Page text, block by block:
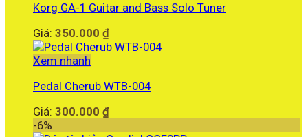
Korg GA-1 Guitar and Bass Solo Tuner
Giá: 350.000 ₫
Xem nhanh
Pedal Cherub WTB-004
Giá: 300.000 ₫
-6%